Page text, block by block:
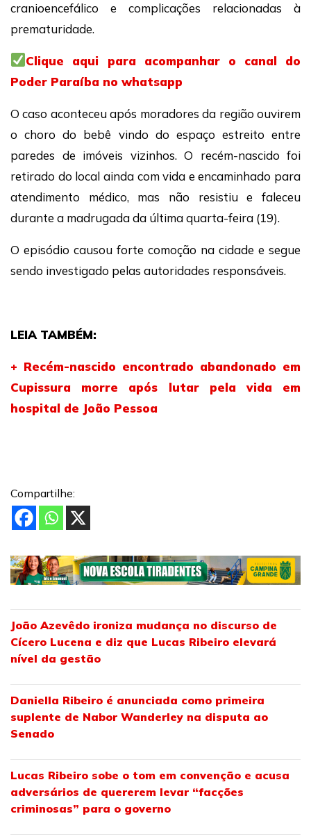
cranioencefálico e complicações relacionadas à
prematuridade.
Clique aqui para acompanhar o canal do
Poder Paraíba no whatsapp
O caso aconteceu após moradores da região ouvirem
o choro do bebê vindo do espaço estreito entre
paredes de imóveis vizinhos. O recém-nascido foi
retirado do local ainda com vida e encaminhado para
atendimento médico, mas não resistiu e faleceu
durante a madrugada da última quarta-feira (19).
O episódio causou forte comoção na cidade e segue
sendo investigado pelas autoridades responsáveis.
LEIA TAMBÉM:
+ Recém-nascido encontrado abandonado em
Cupissura morre após lutar pela vida em
hospital de João Pessoa
Compartilhe:
João Azevêdo ironiza mudança no discurso de
Cícero Lucena e diz que Lucas Ribeiro elevará
nível da gestão
Daniella Ribeiro é anunciada como primeira
suplente de Nabor Wanderley na disputa ao
Senado
Lucas Ribeiro sobe o tom em convenção e acusa
adversários de quererem levar “facções
criminosas” para o governo